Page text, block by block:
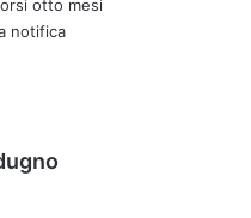
otto mesi
notifica